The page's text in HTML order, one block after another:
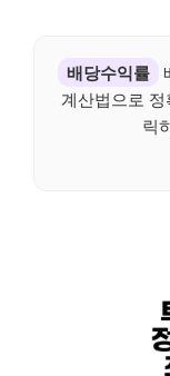
배당수익률
계산법으로
릭